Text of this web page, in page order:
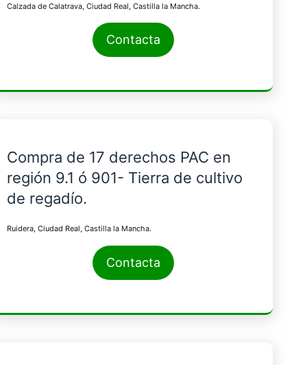
Calzada de Calatrava, Ciudad Real, Castilla la Mancha.
Contacta
Compra de 17 derechos PAC en
región 9.1 ó 901- Tierra de cultivo
de regadío.
Ruidera, Ciudad Real, Castilla la Mancha.
Contacta